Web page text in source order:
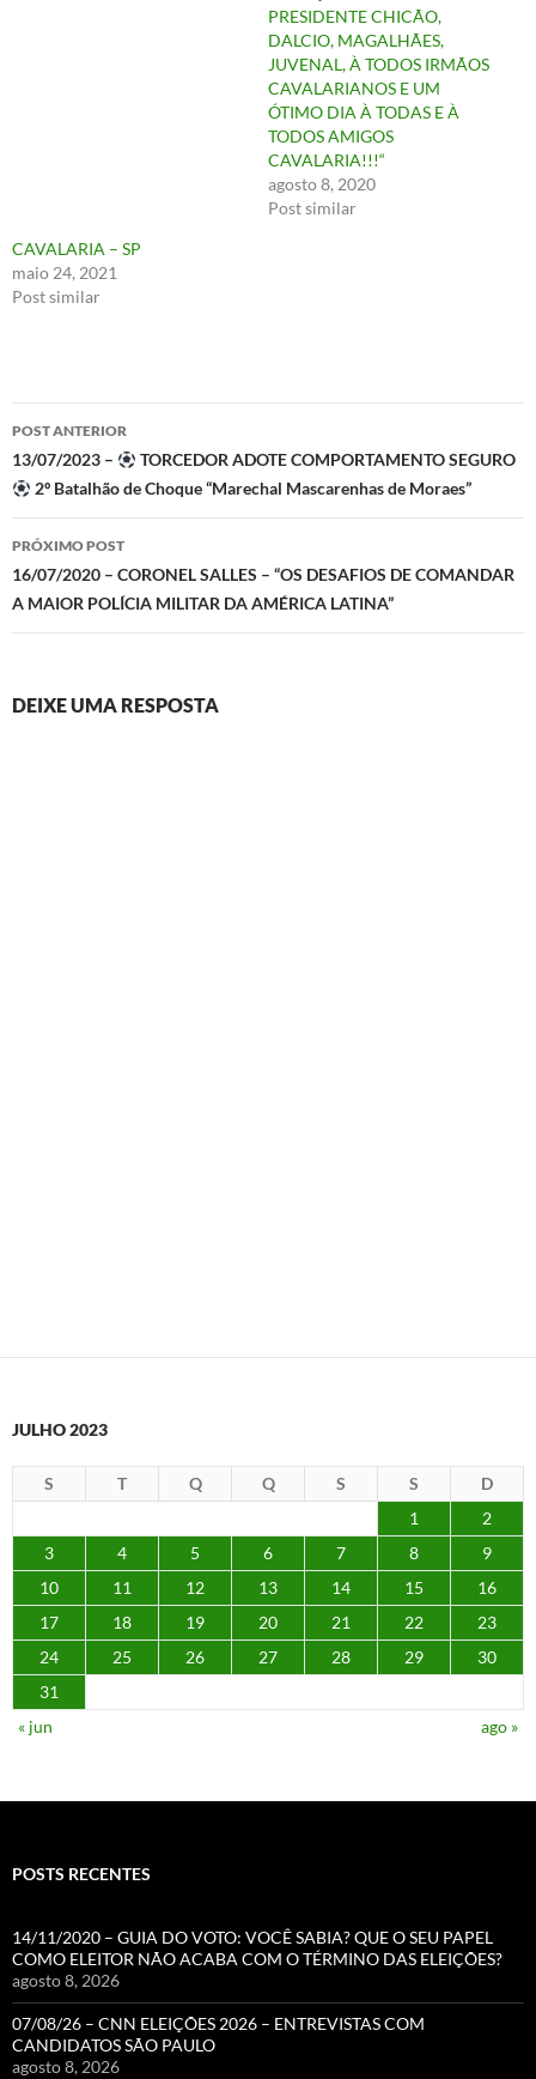
PRESIDENTE CHICÃO,
DALCIO, MAGALHÃES,
JUVENAL, À TODOS IRMÃOS
CAVALARIANOS E UM
ÓTIMO DIA À TODAS E À
TODOS AMIGOS
CAVALARIA!!!“
agosto 8, 2020
Post similar
CAVALARIA – SP
maio 24, 2021
Post similar
Navegação
de
posts
POST ANTERIOR
13/07/2023 –
TORCEDOR ADOTE COMPORTAMENTO SEGURO
2º Batalhão de Choque “Marechal Mascarenhas de Moraes”
PRÓXIMO POST
16/07/2020 – CORONEL SALLES – “OS DESAFIOS DE COMANDAR
A MAIOR POLÍCIA MILITAR DA AMÉRICA LATINA”
DEIXE UMA RESPOSTA
JULHO 2023
S T Q Q S S
D
1
2
3
4 5 6 7 8
9
10
11 12 13 14 15
16
17
18 19 20 21 22
23
24
25 26 27 28 29
30
31
« jun
ago »
POSTS RECENTES
14/11/2020 – GUIA DO VOTO: VOCÊ SABIA? QUE O SEU PAPEL
COMO ELEITOR NÃO ACABA COM O TÉRMINO DAS ELEIÇÕES?
agosto 8, 2026
07/08/26 – CNN ELEIÇÕES 2026 – ENTREVISTAS COM
CANDIDATOS SÃO PAULO
agosto 8, 2026